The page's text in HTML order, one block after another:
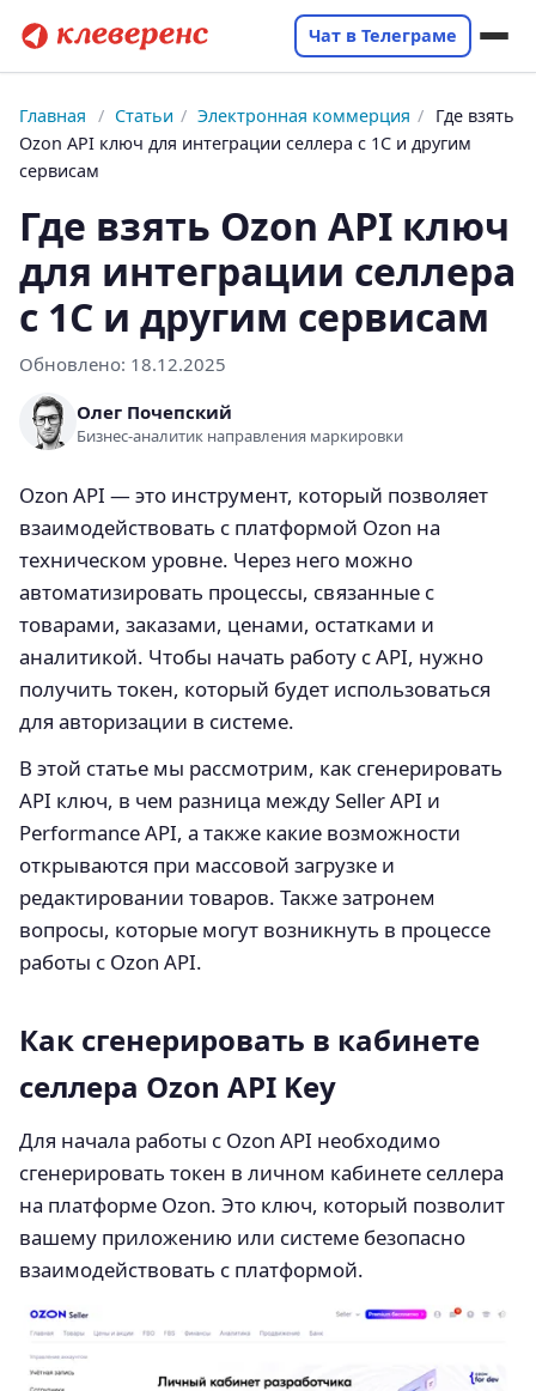
Чат в Телеграме
Главная / Статьи / Электронная коммерция / Где взять
Ozon API ключ для интеграции селлера с 1С и другим
сервисам
Где взять Ozon API ключ
для интеграции селлера
с 1С и другим сервисам
Обновлено: 18.12.2025
Олег Почепский
Бизнес-аналитик направления маркировки
Ozon API — это инструмент, который позволяет
взаимодействовать с платформой Ozon на
техническом уровне. Через него можно
автоматизировать процессы, связанные с
товарами, заказами, ценами, остатками и
аналитикой. Чтобы начать работу с API, нужно
получить токен, который будет использоваться
для авторизации в системе.
В этой статье мы рассмотрим, как сгенерировать
API ключ, в чем разница между Seller API и
Performance API, а также какие возможности
открываются при массовой загрузке и
редактировании товаров. Также затронем
вопросы, которые могут возникнуть в процессе
работы с Ozon API.
Как сгенерировать в кабинете
селлера Ozon API Key
Для начала работы с Ozon API необходимо
сгенерировать токен в личном кабинете селлера
на платформе Ozon. Это ключ, который позволит
вашему приложению или системе безопасно
взаимодействовать с платформой.